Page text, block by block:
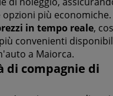
più economiche.
in tempo reale,
convenienti
a Maiorca.
di compagnie di